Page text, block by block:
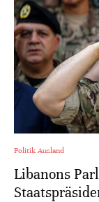
Politik Ausland
Libanons